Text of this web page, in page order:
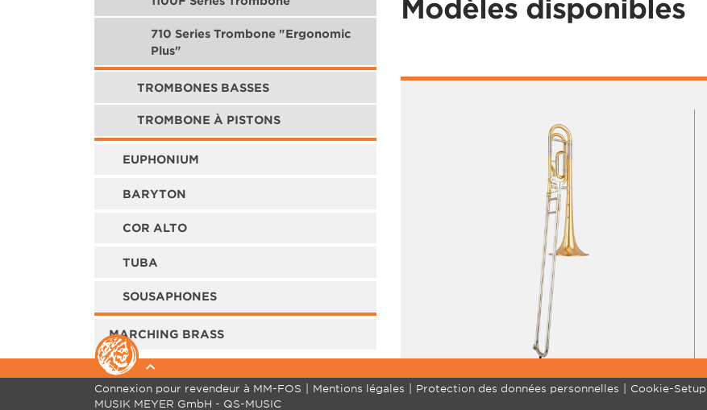
710 Series Trombone "Ergonomic
Plus"
TROMBONES BASSES
TROMBONE À PISTONS
EUPHONIUM
BARYTON
COR ALTO
TUBA
SOUSAPHONES
MARCHING BRASS
Modèles disponibles
BOIS
CUIVRES
Connexion pour revendeur à MM-FOS Mentions légales Protection des données personnelles
Cookie-Setup
MUSIK MEYER GmbH - QS-MUSIC